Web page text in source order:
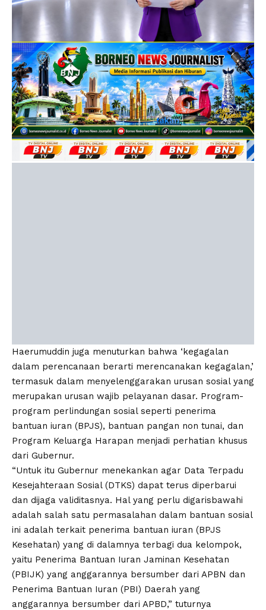
Haerumuddin juga menuturkan bahwa ‘kegagalan
dalam perencanaan berarti merencanakan kegagalan,’
termasuk dalam menyelenggarakan urusan sosial yang
merupakan urusan wajib pelayanan dasar. Program-
program perlindungan sosial seperti penerima
bantuan iuran (BPJS), bantuan pangan non tunai, dan
Program Keluarga Harapan menjadi perhatian khusus
dari Gubernur.
“Untuk itu Gubernur menekankan agar Data Terpadu
Kesejahteraan Sosial (DTKS) dapat terus diperbarui
dan dijaga validitasnya. Hal yang perlu digarisbawahi
adalah salah satu permasalahan dalam bantuan sosial
ini adalah terkait penerima bantuan iuran (BPJS
Kesehatan) yang di dalamnya terbagi dua kelompok,
yaitu Penerima Bantuan Iuran Jaminan Kesehatan
(PBIJK) yang anggarannya bersumber dari APBN dan
Penerima Bantuan Iuran (PBI) Daerah yang
anggarannya bersumber dari APBD,” tuturnya